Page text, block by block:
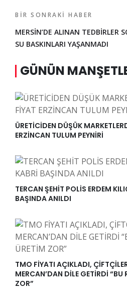
BIR SONRAKI HABER
MERSİN’DE ALINAN TEDBİRLER
SU BASKINLARI YAŞANMADI
GÜNÜN
ÜRETİCİDEN DÜŞÜK
ERZİNCAN TULUM PEYNİRİ
TERCAN ŞEHİT POLİS ERDEM
BAŞINDA ANILDI
TMO FİYATI AÇIKLADI,
MERCAN’DAN DİLE GETİRDİ
ZOR”